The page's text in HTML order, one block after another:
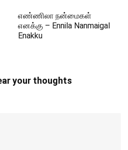
எண்ணிலா நன்மைகள்
எனக்கு – Ennila Nanmaigal
Enakku
your thoughts